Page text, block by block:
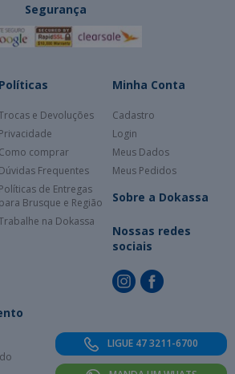
Segurança
Políticas
e Devoluções
Privacidade
Como comprar
Dúvidas Frequentes
Políticas de Entregas
para Brusque e Região
na Dokassa
Minha Conta
Cadastro
Login
Meus Dados
Meus Pedidos
Sobre a Dokassa
Nossas redes
sociais
LIGUE 47 3211-6700